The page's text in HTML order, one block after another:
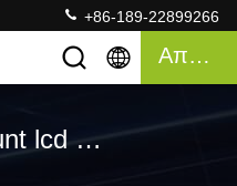
+86-189-22899266
Απόσπασμα
Κλειδιά [ wall mount lcd screen ] Συμφωνία 120 Προϊόντα